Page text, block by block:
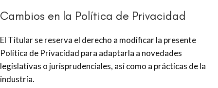
Cambios en la Política de Privacidad
El Titular se reserva el derecho a modificar la presente
Política de Privacidad para adaptarla a novedades
legislativas o jurisprudenciales, así como a prácticas de la
industria.